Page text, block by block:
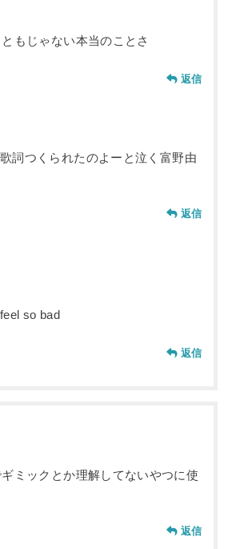
もじゃない本当のことさ
返信
詞つくられたのよーと泣く富野由
返信
so bad
返信
ミックとか理解してないやつに使
返信